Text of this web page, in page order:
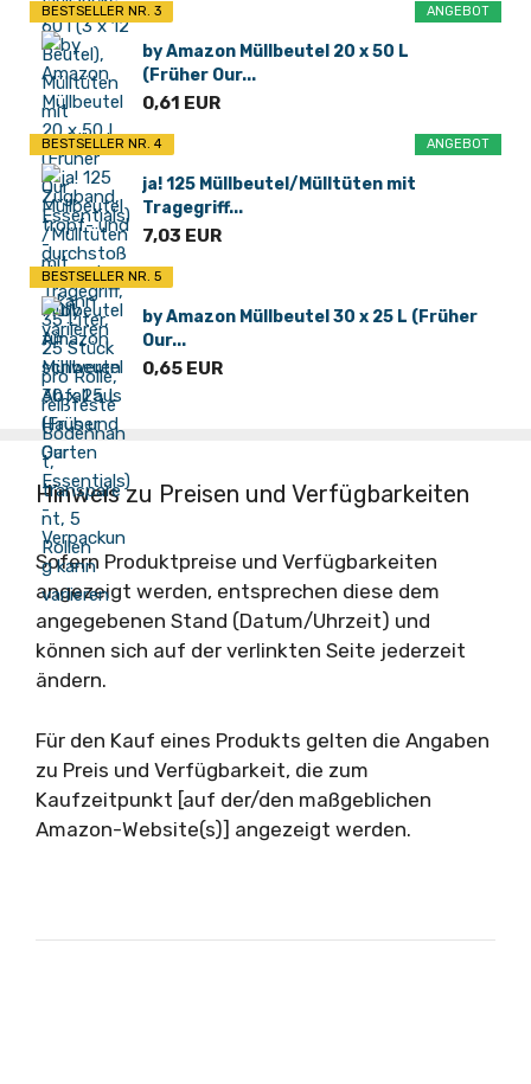
ANGEBOT
BESTSELLER NR. 3
by Amazon Müllbeutel 20 x 50 L
(Früher Our...
0,61 EUR
ANGEBOT
BESTSELLER NR. 4
ja! 125 Müllbeutel/Mülltüten mit
Tragegriff...
7,03 EUR
BESTSELLER NR. 5
by Amazon Müllbeutel 30 x 25 L (Früher
Our...
0,65 EUR
Hinweis zu Preisen und Verfügbarkeiten
Sofern Produktpreise und Verfügbarkeiten
angezeigt werden, entsprechen diese dem
angegebenen Stand (Datum/Uhrzeit) und
können sich auf der verlinkten Seite jederzeit
ändern.
Für den Kauf eines Produkts gelten die Angaben
zu Preis und Verfügbarkeit, die zum
Kaufzeitpunkt [auf der/den maßgeblichen
Amazon-Website(s)] angezeigt werden.